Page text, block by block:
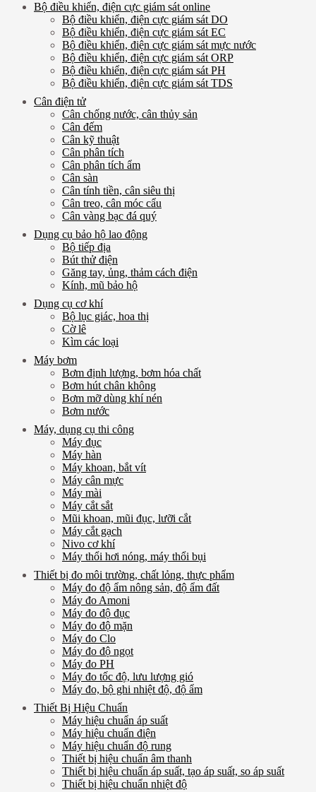
Bộ điều khiển, điện cực giám sát online
Bộ điều khiển, điện cực giám sát DO
Bộ điều khiển, điện cực giám sát EC
Bộ điều khiển, điện cực giám sát mực nước
Bộ điều khiển, điện cực giám sát ORP
Bộ điều khiển, điện cực giám sát PH
Bộ điều khiển, điện cực giám sát TDS
Cân điện tử
Cân chống nước, cân thủy sản
Cân đếm
Cân kỹ thuật
Cân phân tích
Cân phân tích ẩm
Cân sàn
Cân tính tiền, cân siêu thị
Cân treo, cân móc cẩu
Cân vàng bạc đá quý
Dụng cụ bảo hộ lao động
Bộ tiếp địa
Bút thử điện
Găng tay, ủng, thảm cách điện
Kính, mũ bảo hộ
Dụng cụ cơ khí
Bộ lục giác, hoa thị
Cờ lê
Kìm các loại
Máy bơm
Bơm định lượng, bơm hóa chất
Bơm hút chân không
Bơm mỡ dùng khí nén
Bơm nước
Máy, dụng cụ thi công
Máy đục
Máy hàn
Máy khoan, bắt vít
Máy cân mực
Máy mài
Máy cắt sắt
Mũi khoan, mũi đục, lưỡi cắt
Máy cắt gạch
Nivo cơ khí
Máy thổi hơi nóng, máy thổi bụi
Thiết bị đo môi trường, chất lỏng, thực phẩm
Máy đo độ ẩm nông sản, độ ẩm đất
Máy đo Amoni
Máy đo độ đục
Máy đo độ mặn
Máy đo Clo
Máy đo độ ngọt
Máy đo PH
Máy đo tốc độ, lưu lượng gió
Máy đo, bộ ghi nhiệt độ, độ ẩm
Thiết Bị Hiệu Chuẩn
Máy hiệu chuẩn áp suất
Máy hiệu chuẩn điện
Máy hiệu chuẩn độ rung
Thiết bị hiệu chuẩn âm thanh
Thiết bị hiệu chuẩn áp suất, tạo áp suất, so áp suất
Thiết bị hiệu chuẩn nhiệt độ